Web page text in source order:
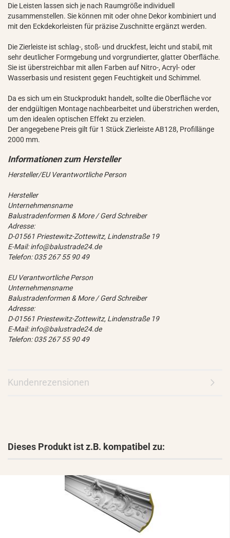
Die Leisten lassen sich je nach Raumgröße individuell
zusammenstellen. Sie können mit oder ohne Dekor kombiniert und
mit den Eckdekorleisten für präzise Zuschnitte ergänzt werden.
Die Zierleiste ist schlag-, stoß- und druckfest, leicht und stabil, mit
sehr deutlicher Formgebung und vorgrundierter, glatter Oberfläche.
Sie ist überstreichbar mit allen Farben auf Nitro-, Acryl- oder
Wasserbasis und resistent gegen Feuchtigkeit und Schimmel.
Da es sich um ein Stuckprodukt handelt, sollte die Oberfläche vor
der endgültigen Montage nachbearbeitet und überstrichen werden,
um den idealen optischen Effekt zu erzielen.
Der angegebene Preis gilt für 1 Stück Zierleiste AB128, Profillänge
2000 mm.
Hersteller/EU Verantwortliche Person
Hersteller
Unternehmensname
Balustradenformen & More / Gerd Schreiber
Adresse:
D-01561 Priestewitz-Zottewitz, Lindenstraße 19
E-Mail: info@balustrade24.de
Telefon: 035 267 55 90 49
EU Verantwortliche Person
Unternehmensname
Balustradenformen & More / Gerd Schreiber
Adresse:
D-01561 Priestewitz-Zottewitz, Lindenstraße 19
E-Mail: info@balustrade24.de
Telefon: 035 267 55 90 49
Kundenrezensionen
Dieses Produkt ist z.B. kompatibel zu: